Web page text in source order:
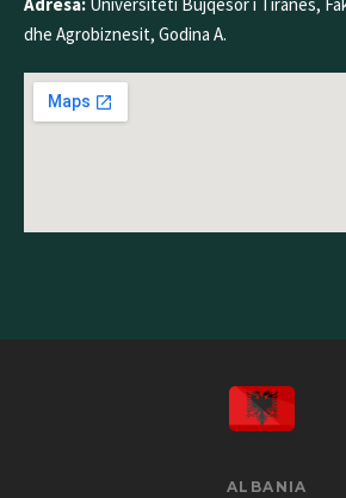
Adresa: Universiteti Bujqësor i Tiranës,
dhe Agrobiznesit, Godina A.
ALBANIA